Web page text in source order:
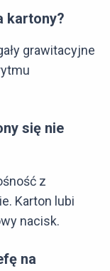
kartony?
grawitacyjne
się nie
z
Karton lubi
nacisk.
na